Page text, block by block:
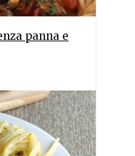
panna e